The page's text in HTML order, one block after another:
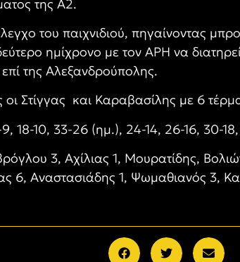
της Α2.
του παιχνιδιού, πηγαίνοντας
ημίχρονο με τον ΑΡΗ να
της Αλεξανδρούπολης.
Στίγγας και Καραβασίλης με 6
18-10, 33-26 (ημ.), 24-14, 26-16, 30-
3, Αχίλιας 1, Μουρατίδης,
6, Αναστασιάδης 1, Ψωμαθιανός 3,